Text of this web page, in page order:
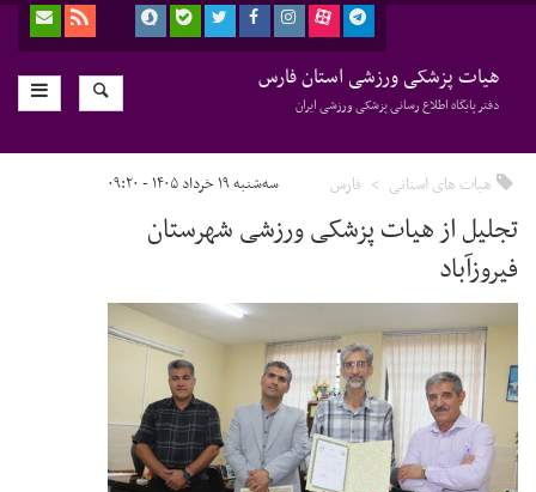
هیات پزشکی ورزشی استان فارس
دفتر پایگاه اطلاع رسانی پزشکی ورزشی ایران
هیات های استانی فارس سه‌شنبه ۱۹ خرداد ۱۴۰۵ - ۰۹:۲۰
تجلیل از هیات پزشکی ورزشی شهرستان
فیروزآباد